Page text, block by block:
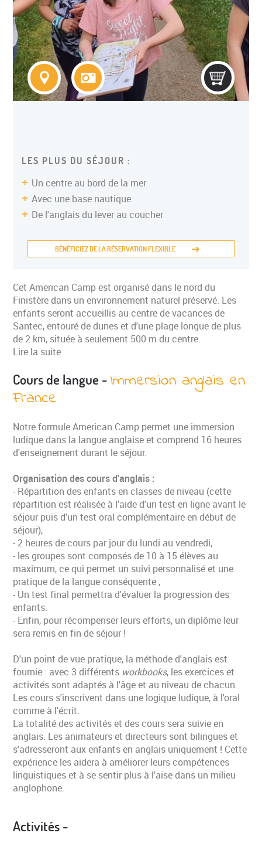
COLONIE ITINERANTE ADO
LES PLUS DU SÉJOUR :
Un centre au bord de la mer
Avec une base nautique
De l'anglais du lever au coucher
BÉNÉFICIEZ DE LA RÉSERVATION FLEXIBLE
Cet American Camp est organisé dans le nord du
Finistère dans un environnement naturel préservé. Les
enfants seront accueillis au centre de vacances de
Santec, entouré de dunes et d'une plage longue de plus
de 2 km, située à seulement 500 m du centre.
Lire la suite
Cours de langue - Immersion anglais en
France
Notre formule American Camp permet une immersion
ludique dans la langue anglaise et comprend 16 heures
d'enseignement durant le séjour.
Organisation des cours d'anglais :
- Répartition des enfants en classes de niveau (cette
répartition est réalisée à l'aide d'un test en ligne avant le
séjour puis d'un test oral complémentaire en début de
séjour),
- 2 heures de cours par jour du lundi au vendredi,
- les groupes sont composés de 10 à 15 élèves au
maximum, ce qui permet un suivi personnalisé et une
pratique de la langue conséquente ,
- Un test final permettra d'évaluer la progression des
enfants.
- Enfin, pour récompenser leurs efforts, un diplôme leur
sera remis en fin de séjour !
D'un point de vue pratique, la méthode d'anglais est
fournie : avec 3 différents workbooks, les exercices et
activités sont adaptés à l'âge et au niveau de chacun.
Les cours s'inscrivent dans une logique ludique, à l'oral
comme à l'écrit.
La totalité des activités et des cours sera suivie en
anglais. Les animateurs et directeurs sont bilingues et
s'adresseront aux enfants en anglais uniquement ! Cette
expérience les aidera à améliorer leurs compétences
linguistiques et à se sentir plus à l'aise dans un milieu
anglophone.
Activités -